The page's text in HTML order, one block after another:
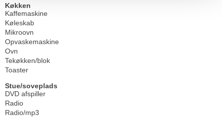
Køkken
Kaffemaskine
Køleskab
Mikroovn
Opvaskemaskine
Ovn
Tekøkken/blok
Toaster
Stue/soveplads
DVD afspiller
Radio
Radio/mp3